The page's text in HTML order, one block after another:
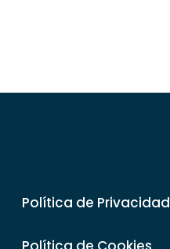
Política de Privacidad